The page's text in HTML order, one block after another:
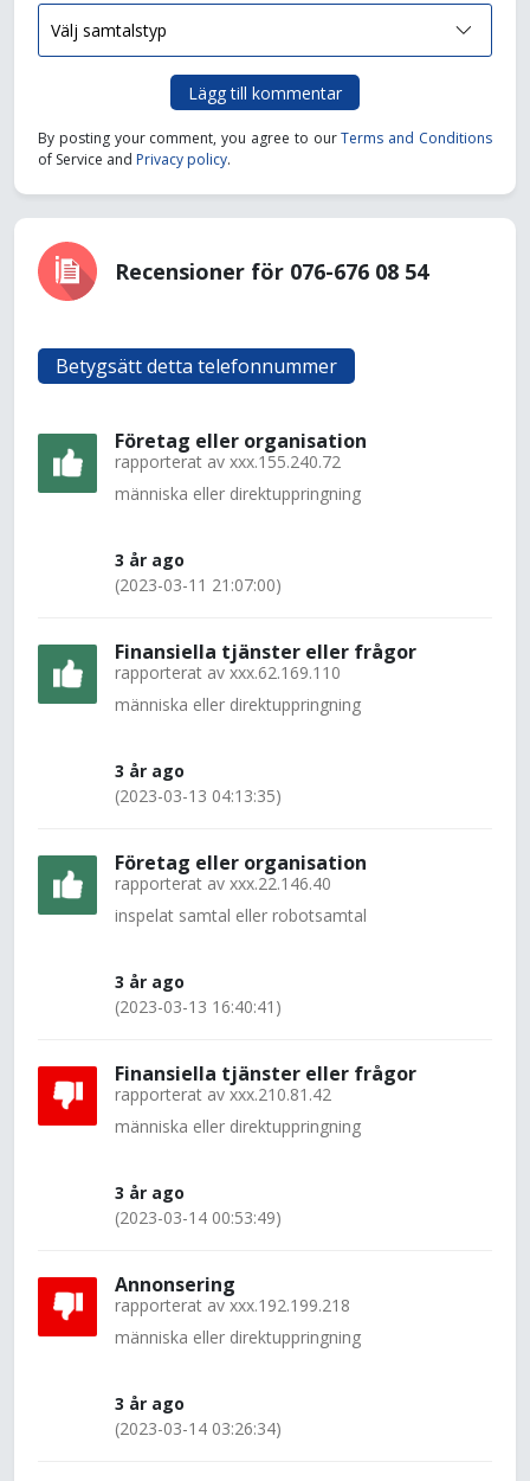
Lägg till kommentar
By posting your comment, you agree to ourTerms and Conditions
of Service and Privacy policy.
Recensioner för 076-676 08 54
Betygsätt detta telefonnummer
Företag eller organisation
rapporterat av xxx.155.240.72
människa eller direktuppringning
3 år ago
(2023-03-11 21:07:00)
Finansiella tjänster eller frågor
rapporterat av xxx.62.169.110
människa eller direktuppringning
3 år ago
(2023-03-13 04:13:35)
Företag eller organisation
rapporterat av xxx.22.146.40
inspelat samtal eller robotsamtal
3 år ago
(2023-03-13 16:40:41)
Finansiella tjänster eller frågor
rapporterat av xxx.210.81.42
människa eller direktuppringning
3 år ago
(2023-03-14 00:53:49)
Annonsering
rapporterat av xxx.192.199.218
människa eller direktuppringning
3 år ago
(2023-03-14 03:26:34)